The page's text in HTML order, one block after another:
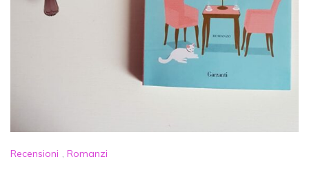
Recensioni , Romanzi